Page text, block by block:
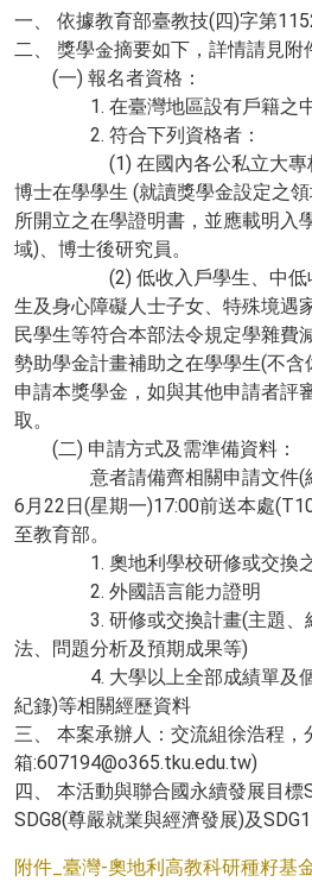
一、 依據教育部臺教技(四)字第
二、 獎學金摘要如下，詳情請見附
(一) 報名者資格：
1. 在臺灣地區設有戶籍之中
2. 符合下列資格者：
(1) 在國內各公私立大專校
博士在學學生 (就讀獎學金設定之
所開立之在學證明書，並應載明入
域)、博士後研究員。
(2) 低收入戶學生、中低收
生及身心障礙人士子女、特殊境遇
民學生等符合本部法令規定學雜費
勢助學金計畫補助之在學學生(不
申請本獎學金，如與其他申請者評
取。
(二) 申請方式及需準備資料：
意者請備齊相關申請文件(紙
6月22日(星期一)17:00前送本處
至教育部。
1. 奧地利學校研修或交換之
2. 外國語言能力證明
3. 研修或交換計畫(主題、結
法、問題分析及預期成果等)
4. 大學以上全部成績單及個
紀錄)等相關經歷資料
三、 本案承辦人：交流組徐浩程，
箱:607194@o365.tku.edu.tw)
四、 本活動與聯合國永續發展目標
SDG8(尊嚴就業與經濟發展)及
附件_臺灣-奧地利高教科研種籽基